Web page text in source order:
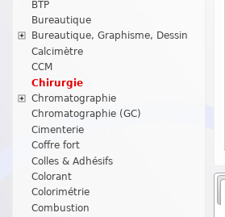
BTP
Bureautique
Bureautique, Graphisme, Dessin
Calcimètre
CCM
Chirurgie
Chromatographie
Chromatographie (GC)
Cimenterie
Coffre fort
Colles & Adhésifs
Colorant
Colorimétrie
Combustion